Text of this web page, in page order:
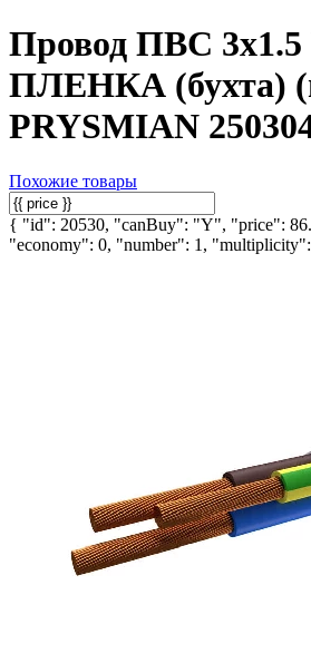
Провод ПВС
ПЛЕНКА (бухта)
PRYSMIAN
Похожие товары
{ "id": 20530, "canBuy": "Y", "price":
"economy": 0, "number": 1,